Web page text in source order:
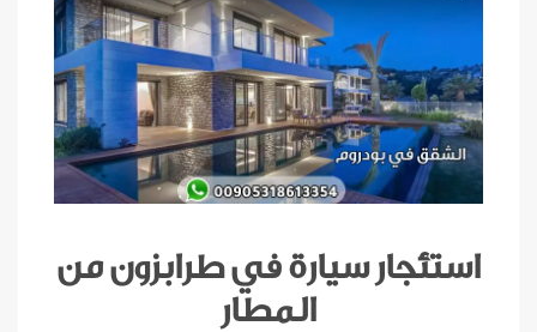
استئجار سيارة في طرابزون من
المطار